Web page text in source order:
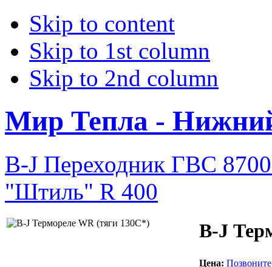
Skip to content
Skip to 1st column
Skip to 2nd column
Мир Тепла -
B-J Переходник ГВС
"Штиль" R 400
B-J
Цена: